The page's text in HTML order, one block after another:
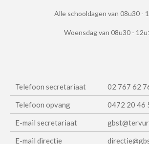
Alle schooldagen van 08u30 -
Woensdag van 08u30 -
Telefoon secretariaat 02 767 62
Telefoon opvang 0472 20 46
E-mail secretariaat
E-mail directie